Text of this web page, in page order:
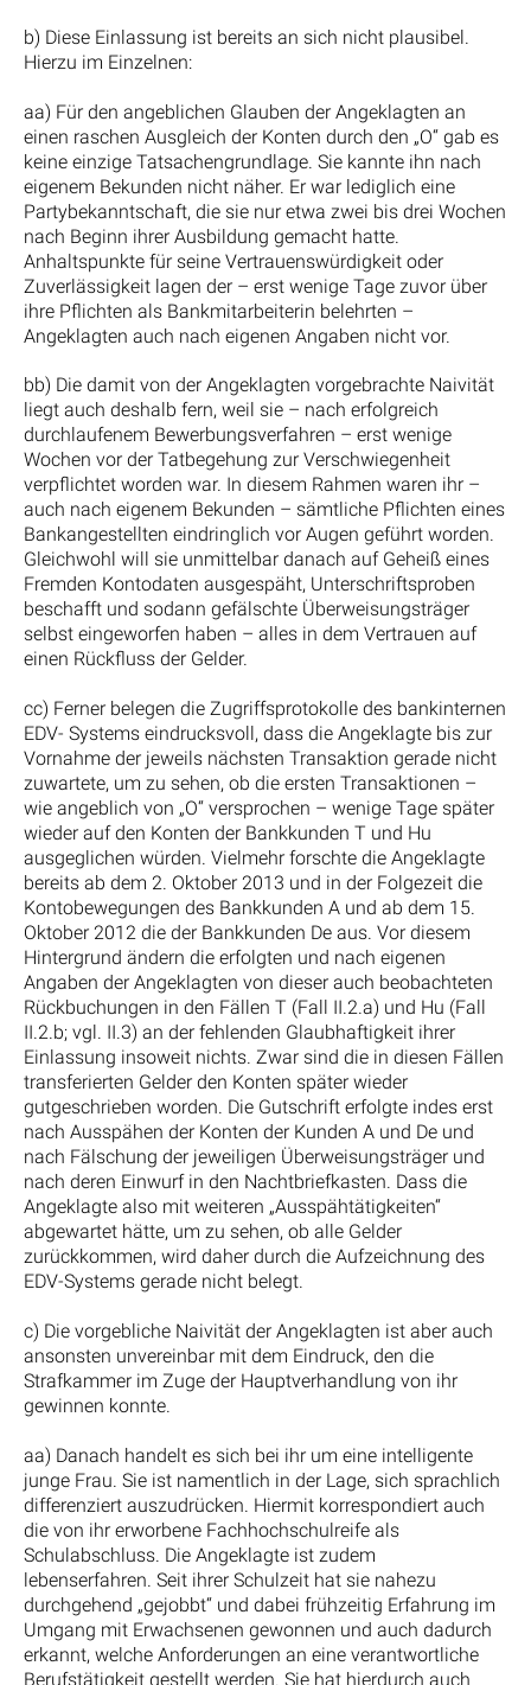
b) Diese Einlassung ist bereits an sich nicht plausibel.
Hierzu im Einzelnen:
aa) Für den angeblichen Glauben der Angeklagten an
einen raschen Ausgleich der Konten durch den „O“ gab es
keine einzige Tatsachengrundlage. Sie kannte ihn nach
eigenem Bekunden nicht näher. Er war lediglich eine
Partybekanntschaft, die sie nur etwa zwei bis drei Wochen
nach Beginn ihrer Ausbildung gemacht hatte.
Anhaltspunkte für seine Vertrauenswürdigkeit oder
Zuverlässigkeit lagen der – erst wenige Tage zuvor über
ihre Pflichten als Bankmitarbeiterin belehrten –
Angeklagten auch nach eigenen Angaben nicht vor.
bb) Die damit von der Angeklagten vorgebrachte Naivität
liegt auch deshalb fern, weil sie – nach erfolgreich
durchlaufenem Bewerbungsverfahren – erst wenige
Wochen vor der Tatbegehung zur Verschwiegenheit
verpflichtet worden war. In diesem Rahmen waren ihr –
auch nach eigenem Bekunden – sämtliche Pflichten eines
Bankangestellten eindringlich vor Augen geführt worden.
Gleichwohl will sie unmittelbar danach auf Geheiß eines
Fremden Kontodaten ausgespäht, Unterschriftsproben
beschafft und sodann gefälschte Überweisungsträger
selbst eingeworfen haben – alles in dem Vertrauen auf
einen Rückfluss der Gelder.
cc) Ferner belegen die Zugriffsprotokolle des bankinternen
EDV- Systems eindrucksvoll, dass die Angeklagte bis zur
Vornahme der jeweils nächsten Transaktion gerade nicht
zuwartete, um zu sehen, ob die ersten Transaktionen –
wie angeblich von „O“ versprochen – wenige Tage später
wieder auf den Konten der Bankkunden T und Hu
ausgeglichen würden. Vielmehr forschte die Angeklagte
bereits ab dem 2. Oktober 2013 und in der Folgezeit die
Kontobewegungen des Bankkunden A und ab dem 15.
Oktober 2012 die der Bankkunden De aus. Vor diesem
Hintergrund ändern die erfolgten und nach eigenen
Angaben der Angeklagten von dieser auch beobachteten
Rückbuchungen in den Fällen T (Fall II.2.a) und Hu (Fall
II.2.b; vgl. II.3) an der fehlenden Glaubhaftigkeit ihrer
Einlassung insoweit nichts. Zwar sind die in diesen Fällen
transferierten Gelder den Konten später wieder
gutgeschrieben worden. Die Gutschrift erfolgte indes erst
nach Ausspähen der Konten der Kunden A und De und
nach Fälschung der jeweiligen Überweisungsträger und
nach deren Einwurf in den Nachtbriefkasten. Dass die
Angeklagte also mit weiteren „Ausspähtätigkeiten“
abgewartet hätte, um zu sehen, ob alle Gelder
zurückkommen, wird daher durch die Aufzeichnung des
EDV-Systems gerade nicht belegt.
c) Die vorgebliche Naivität der Angeklagten ist aber auch
ansonsten unvereinbar mit dem Eindruck, den die
Strafkammer im Zuge der Hauptverhandlung von ihr
gewinnen konnte.
aa) Danach handelt es sich bei ihr um eine intelligente
junge Frau. Sie ist namentlich in der Lage, sich sprachlich
differenziert auszudrücken. Hiermit korrespondiert auch
die von ihr erworbene Fachhochschulreife als
Schulabschluss. Die Angeklagte ist zudem
lebenserfahren. Seit ihrer Schulzeit hat sie nahezu
durchgehend „gejobbt“ und dabei frühzeitig Erfahrung im
Umgang mit Erwachsenen gewonnen und auch dadurch
erkannt, welche Anforderungen an eine verantwortliche
Berufstätigkeit gestellt werden. Sie hat hierdurch auch